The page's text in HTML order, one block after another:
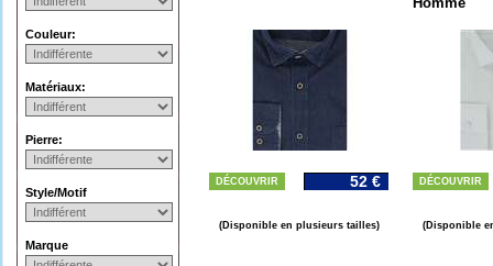
Couleur:
Matériaux:
Pierre:
Style/Motif
Marque
DÉCOUVRIR 52 €
(Disponible en plusieurs tailles)
DÉCOUVRIR
(Disponible